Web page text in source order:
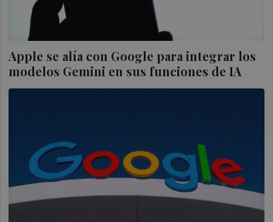
Apple se alía con Google para integrar los
modelos Gemini en sus funciones de IA